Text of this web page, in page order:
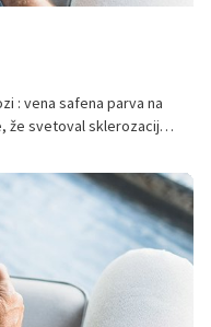
: vena safena parva na
že svetoval sklerozacijo